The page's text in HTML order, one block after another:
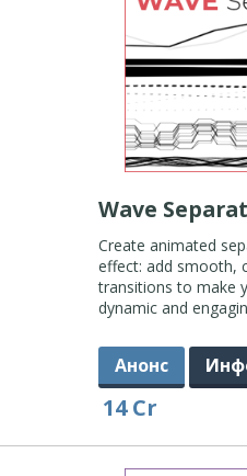
Wave
Create animated
effect: add smooth,
transitions to make
dynamic and
Анонс
14 Cr